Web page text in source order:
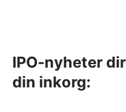
IPO-nyheter
din inkorg: